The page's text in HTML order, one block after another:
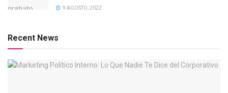
9 AGOSTO, 2022
Recent News